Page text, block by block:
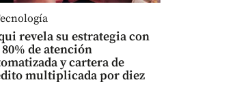
revela su estrategia con
de atención
y cartera de
multiplicada por diez